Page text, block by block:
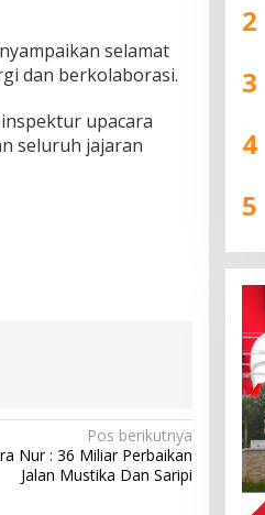
selamat
dan berkolaborasi.
upacara
seluruh jajaran
Pos berikutnya
Nur : 36 Miliar Perbaikan
Jalan Mustika Dan Saripi
2
3
4
5